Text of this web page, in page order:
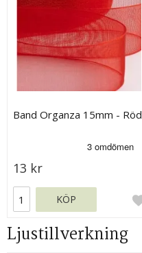
Band Organza 15mm - Röd
13 kr
KÖP
Ljustillverkning